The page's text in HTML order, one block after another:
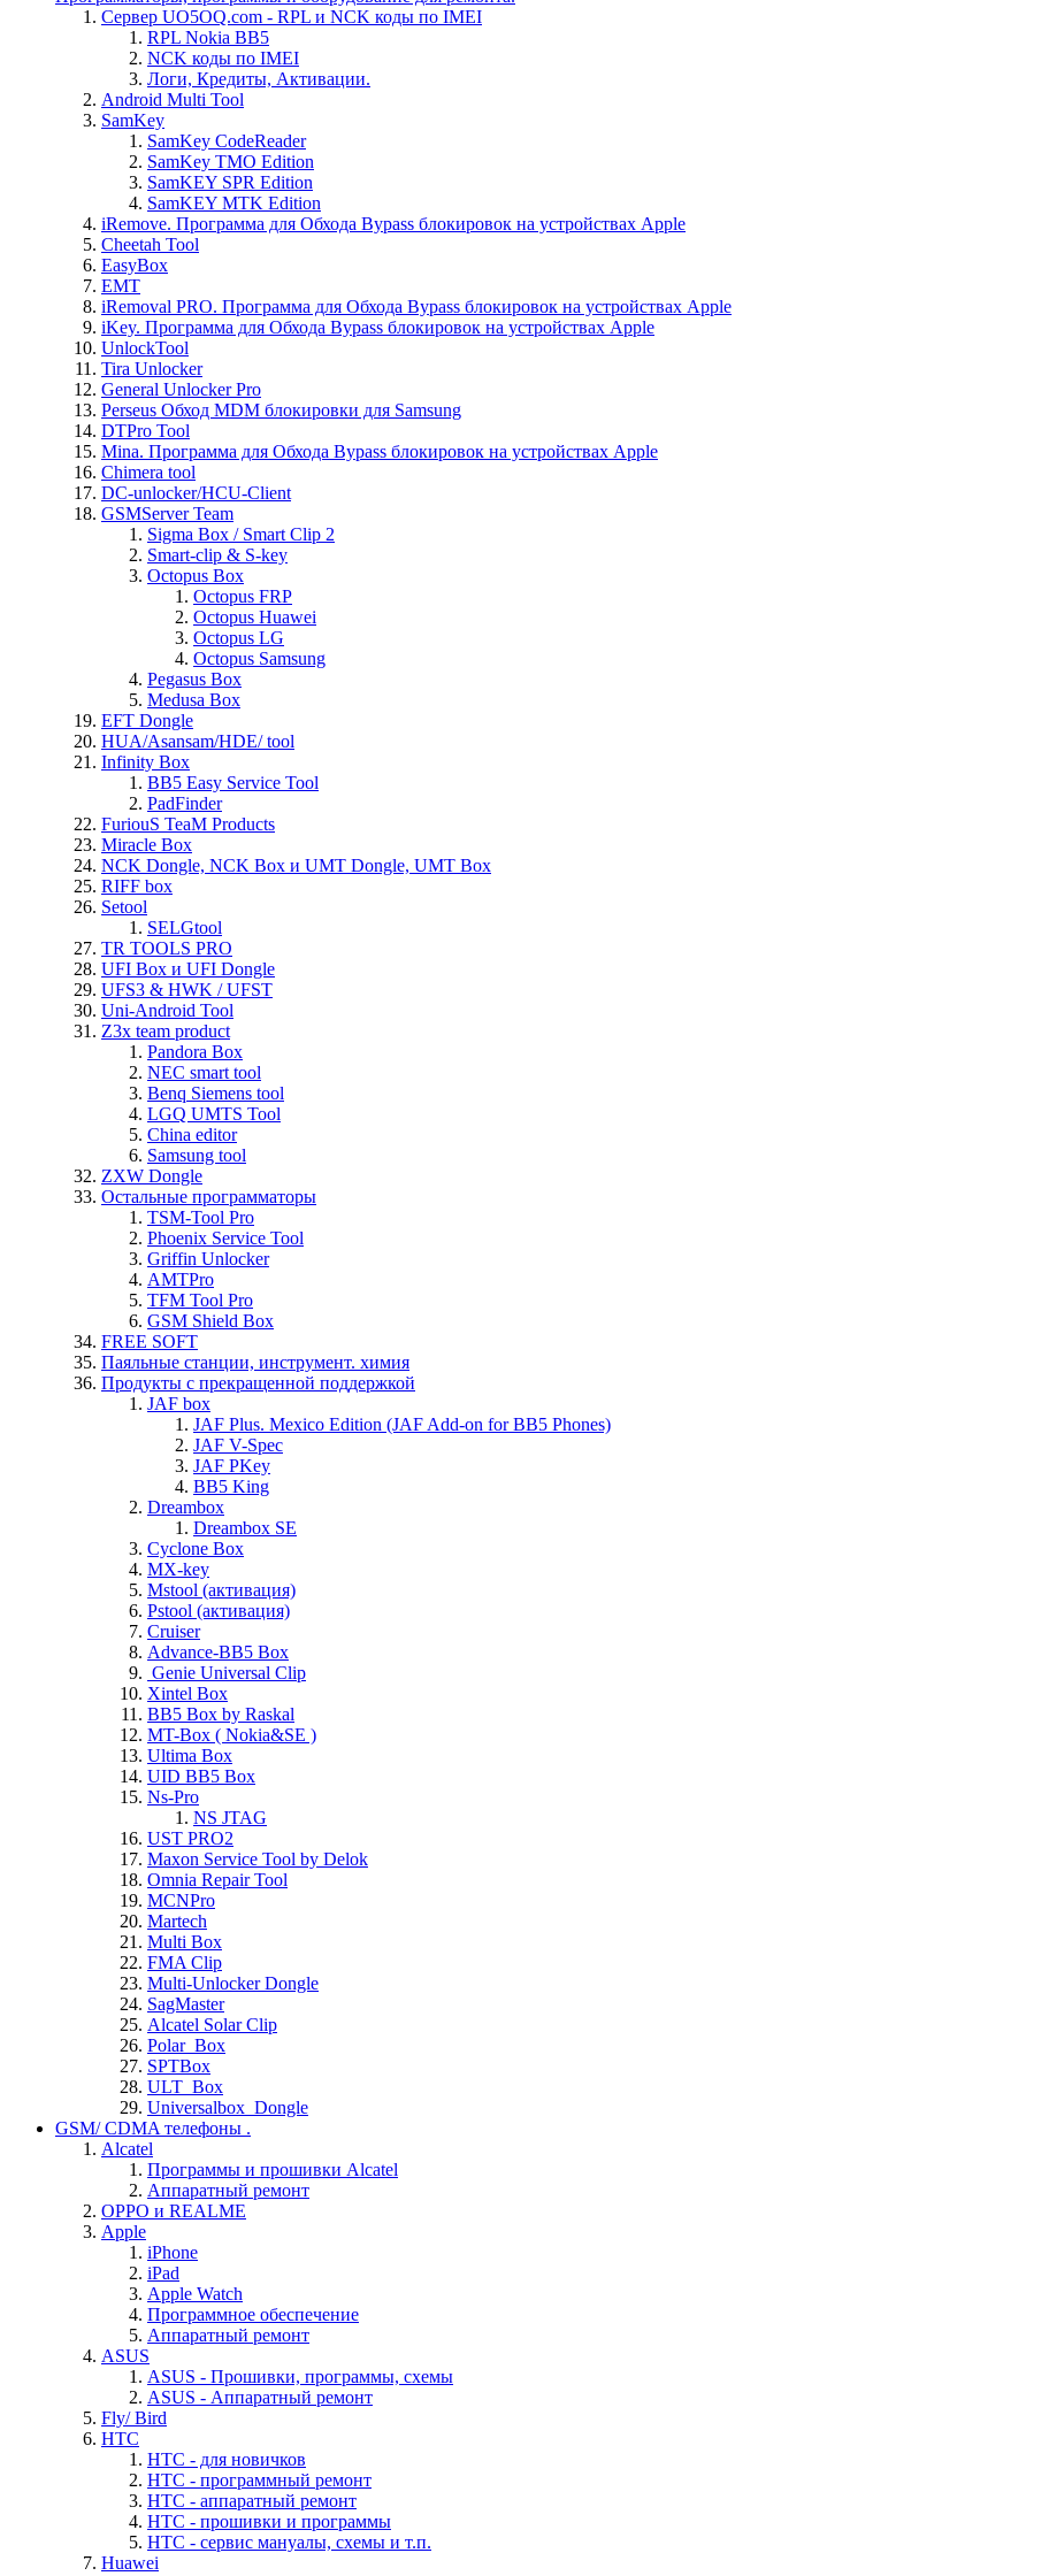
Сервер UO5OQ.com - RPL и NCK коды по IMEI
RPL Nokia BB5
NCK коды по IMEI
Логи, Кредиты, Активации.
Android Multi Tool
SamKey
SamKey CodeReader
SamKey TMO Edition
SamKEY SPR Edition
SamKEY MTK Edition
iRemove. Программа для Обхода Bypass блокировок на устройствах Apple
Cheetah Tool
EasyBox
EMT
iRemoval PRO. Программа для Обхода Bypass блокировок на устройствах Apple
iKey. Программа для Обхода Bypass блокировок на устройствах Apple
UnlockTool
Tira Unlocker
General Unlocker Pro
Perseus Обход MDM блокировки для Samsung
DTPro Tool
Mina. Программа для Обхода Bypass блокировок на устройствах Apple
Chimera tool
DC-unlocker/HCU-Client
GSMServer Team
Sigma Box / Smart Clip 2
Smart-clip & S-key
Octopus Box
Octopus FRP
Octopus Huawei
Octopus LG
Octopus Samsung
Pegasus Box
Medusa Box
EFT Dongle
HUA/Asansam/HDE/ tool
Infinity Box
BB5 Easy Service Tool
PadFinder
FuriouS TeaM Products
Miracle Box
NCK Dongle, NCK Box и UMT Dongle, UMT Box
RIFF box
Setool
SELGtool
TR TOOLS PRO
UFI Box и UFI Dongle
UFS3 & HWK / UFST
Uni-Android Tool
Z3x team product
Pandora Box
NEC smart tool
Benq Siemens tool
LGQ UMTS Tool
China editor
Samsung tool
ZXW Dongle
Остальные программаторы
TSM-Tool Pro
Phoenix Service Tool
Griffin Unlocker
AMTPro
TFM Tool Pro
GSM Shield Box
FREE SOFT
Паяльные станции, инструмент. химия
Продукты с прекращенной поддержкой
JAF box
JAF Plus. Mexico Edition (JAF Add-on for BB5 Phones)
JAF V-Spec
JAF PKey
BB5 King
Dreambox
Dreambox SE
Cyclone Box
MX-key
Mstool (активация)
Pstool (активация)
Cruiser
Advance-BB5 Box
Genie Universal Clip
Xintel Box
BB5 Box by Raskal
MT-Box ( Nokia&SE )
Ultima Box
UID BB5 Box
Ns-Pro
NS JTAG
UST PRO2
Maxon Service Tool by Delok
Omnia Repair Tool
MCNPro
Martech
Multi Box
FMA Clip
Multi-Unlocker Dongle
SagMaster
Alcatel Solar Clip
Polar_Box
SPTBox
ULT_Box
Universalbox_Dongle
GSM/ CDMA телефоны .
Alcatel
Программы и прошивки Alcatel
Аппаратный ремонт
OPPO и REALME
Apple
iPhone
iPad
Apple Watch
Программное обеспечение
Аппаратный ремонт
ASUS
ASUS - Прошивки, программы, схемы
ASUS - Аппаратный ремонт
Fly/ Bird
HTC
HTC - для новичков
HTC - программный ремонт
HTC - аппаратный ремонт
HTC - прошивки и программы
HTC - cервис мануалы, схемы и т.п.
Huawei